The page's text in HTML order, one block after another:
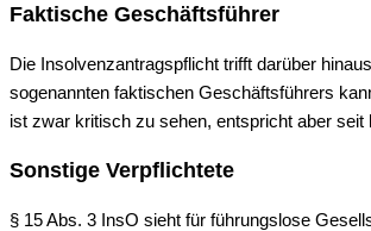
Faktische Geschäftsführer
Die Insolvenzantragspflicht trifft darüber
sogenannten faktischen Geschäftsführers
ist zwar kritisch zu sehen, entspricht aber
Sonstige Verpflichtete
§ 15 Abs. 3 InsO sieht für führungslose